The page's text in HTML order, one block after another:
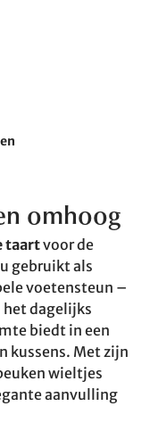
omhoog
taartvoor de
gebruikt als
voetensteun –
het dagelijks
biedt in een
kussens. Met zijn
wieltjes
aanvulling